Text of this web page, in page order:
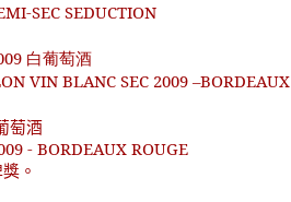
SEC SEDUCTION
白葡萄酒
VIN BLANC SEC 2009 –BORDEAUX
萄酒
- BORDEAUX ROUGE
。